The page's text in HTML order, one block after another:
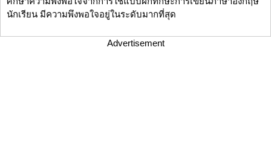
นักเรียน มีความพึงพอใจอยู่ในระดับมากที่สุด
Advertisement